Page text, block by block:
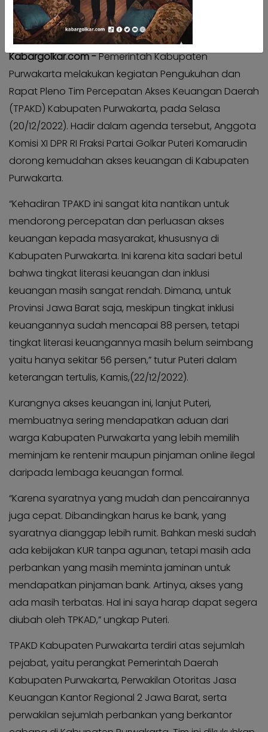
Kabar
Pilkada
Opini
Kabar
Kabar
Kabar
Kabar
DPP
Pojok
Kagol
Kabar
Photo
Kabar
Pilkada
Opini
Kader
Kabar
Kabar
Kabar
Kabinet
UKM
Kabar
DPP
Pojok
Kagol
KABAR
KADER
Anggota Komisi XI DPR RI Fraksi Partai Golkar Puteri Komarudin | Foto: istimewa
Kabargolkar.com -Pemerintah Kabupaten
Purwakarta melakukan kegiatan Pengukuhan dan
Rapat Pleno Tim Percepatan Akses Keuangan Daerah
(TPAKD) Kabupaten Purwakarta, pada Selasa
(20/12/2022). Hadir dalam agenda tersebut, Anggota
Komisi XI DPR RI Fraksi Partai Golkar Puteri Komarudin
dorong kemudahan akses keuangan di Kabupaten
Purwakarta.
“Kehadiran TPAKD ini sangat kita nantikan untuk
mendorong percepatan dan perluasan akses
keuangan kepada masyarakat, khususnya di
Kabupaten Purwakarta. Ini karena kita sadari betul
bahwa tingkat literasi keuangan dan inklusi
keuangan masih sangat rendah. Dimana, untuk
Provinsi Jawa Barat saja, meskipun tingkat inklusi
keuangannya sudah mencapai 88 persen, tetapi
tingkat literasi keuangannya masih belum seimbang
yaitu hanya sekitar 56 persen,” tutur Puteri dalam
keterangan tertulis, Kamis,(22/12/2022).
Kurangnya akses keuangan ini, lanjut Puteri,
membuatnya sering mendapatkan aduan dari
warga Kabupaten Purwakarta yang lebih memilih
meminjam ke rentenir maupun pinjaman online ilegal
daripada lembaga keuangan formal.
“Karena syaratnya yang mudah dan pencairannya
juga cepat. Dibandingkan harus ke bank, yang
syaratnya dianggap lebih rumit. Bahkan meski sudah
ada kebijakan KUR tanpa agunan, tetapi masih ada
perbankan yang masih meminta jaminan untuk
mendapatkan pinjaman bank. Artinya, akses yang
ada masih terbatas. Hal ini saya harap dapat segera
diubah oleh TPKAD,” ungkap Puteri.
TPAKD Kabupaten Purwakarta terdiri atas sejumlah
pejabat, yaitu perangkat Pemerintah Daerah
Kabupaten Purwakarta, Perwakilan Otoritas Jasa
Keuangan Kantor Regional 2 Jawa Barat, serta
perwakilan sejumlah perbankan yang berkantor